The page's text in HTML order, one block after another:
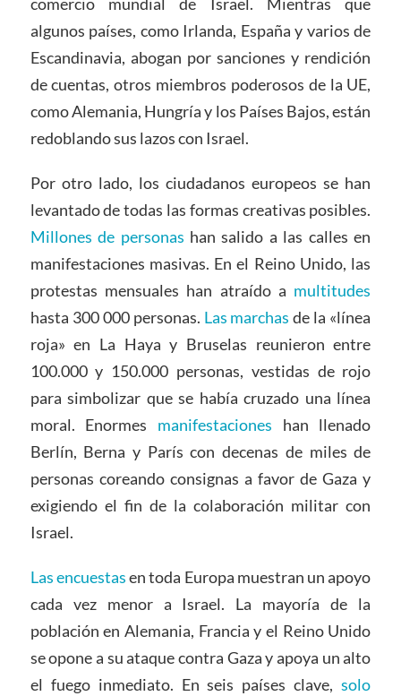
comercio mundial de Israel. Mientras que
algunos países, como Irlanda, España y varios de
Escandinavia, abogan por sanciones y rendición
de cuentas, otros miembros poderosos de la UE,
como Alemania, Hungría y los Países Bajos, están
redoblando sus lazos con Israel.
Por otro lado, los ciudadanos europeos se han
levantado de todas las formas creativas posibles.
Millones de personas han salido a las calles en
manifestaciones masivas. En el Reino Unido, las
protestas mensuales han atraído a multitudes
hasta 300 000 personas. Las marchas de la «línea
roja» en La Haya y Bruselas reunieron entre
100.000 y 150.000 personas, vestidas de rojo
para simbolizar que se había cruzado una línea
moral. Enormes manifestaciones han llenado
Berlín, Berna y París con decenas de miles de
personas coreando consignas a favor de Gaza y
exigiendo el fin de la colaboración militar con
Israel.
Las encuestasen toda Europa muestran un apoyo
cada vez menor a Israel. La mayoría de la
población en Alemania, Francia y el Reino Unido
se opone a su ataque contra Gaza y apoya un alto
el fuego inmediato. En seis países clave,solo